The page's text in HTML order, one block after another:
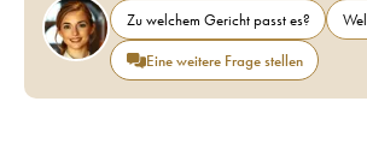
Zu welchem Gericht passt es?
Eine weitere Frage stellen